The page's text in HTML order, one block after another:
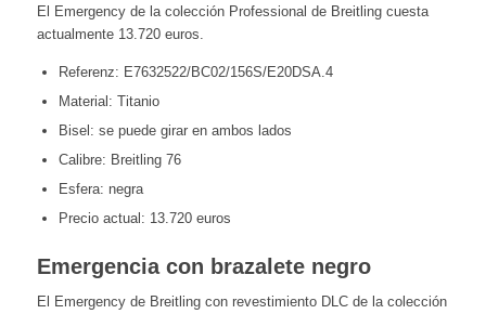
El Emergency de la colección Professional de Breitling cuesta
actualmente 13.720 euros.
Referenz: E7632522/BC02/156S/E20DSA.4
Material: Titanio
Bisel: se puede girar en ambos lados
Calibre: Breitling 76
Esfera: negra
Precio actual: 13.720 euros
Emergencia con brazalete negro
El Emergency de Breitling con revestimiento DLC de la colección